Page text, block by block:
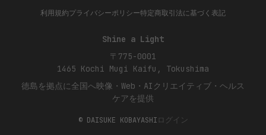
利用規約プライバシーポリシー特定商取引法に基づく表記
Shine a Light
〒775-0001
1465 Kochi Mugi Kaifu, Tokushima
徳島を拠点に全国へ映像・Web・AIクリエイティブ・ヘルス
ケアを提供
© DAISUKE KOBAYASHI ログイン